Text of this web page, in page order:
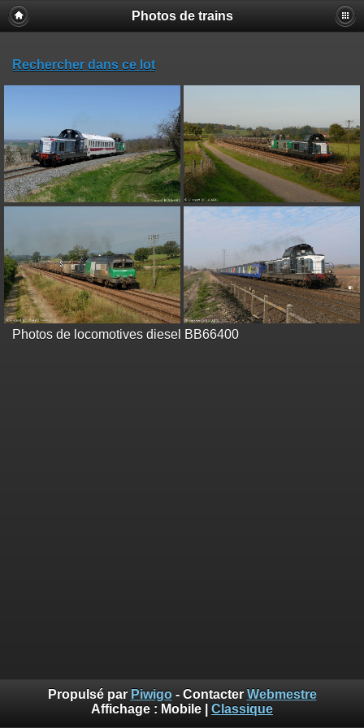
Photos de trains
Rechercher dans ce lot
Photos de locomotives diesel BB66400
Propulsé par Piwigo- Contacter Webmestre
Affichage : Mobile Classique